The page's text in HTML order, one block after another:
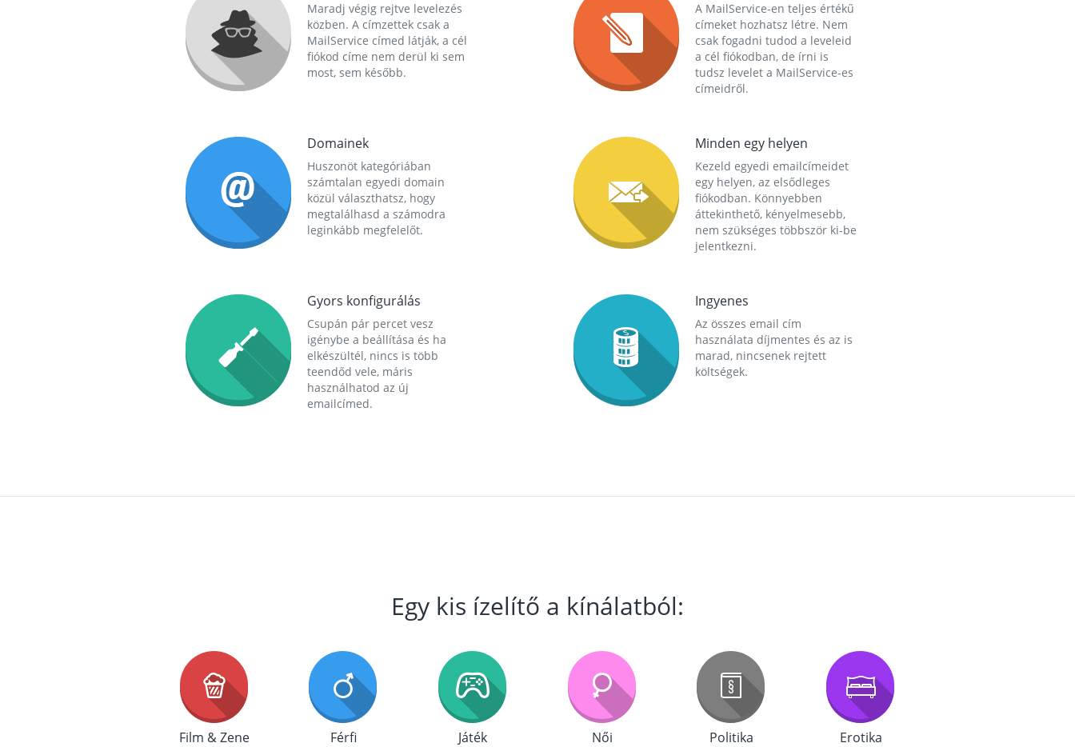
Maradj végig rejtve levelezés
közben. A címzettek csak a
MailService címed látják, a cél
fiókod címe nem derül ki sem
most, sem később.
A MailService-en teljes értékű
címeket hozhatsz létre. Nem
csak fogadni tudod a leveleid
a cél fiókodban, de írni is
tudsz levelet a MailService-es
címeidről.
Domainek
Huszonöt kategóriában
számtalan egyedi domain
közül választhatsz, hogy
megtalálhasd a számodra
leginkább megfelelőt.
Minden egy helyen
Kezeld egyedi emailcímeidet
egy helyen, az elsődleges
fiókodban. Könnyebben
áttekinthető, kényelmesebb,
nem szükséges többször ki-be
jelentkezni.
Gyors konfigurálás
Csupán pár percet vesz
igénybe a beállítása és ha
elkészültél, nincs is több
teendőd vele, máris
használhatod az új
emailcímed.
Ingyenes
Az összes email cím
használata díjmentes és az is
marad, nincsenek rejtett
költségek.
Egy kis ízelítő a kínálatból:
Film & Zene Férfi Játék Női Politika Erotika